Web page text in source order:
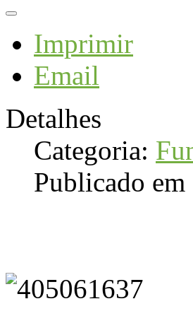
Imprimir
Email
Detalhes
Categoria:
Publicado